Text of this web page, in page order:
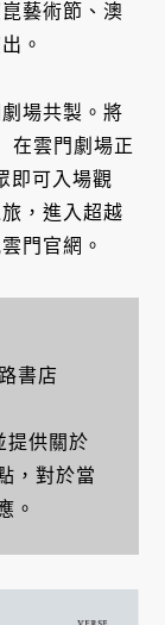
藝術節、澳
。
場共製。將
在雲門劇場正
即可入場觀
，進入超越
門官網。
書店
提供關於
，對於當
。